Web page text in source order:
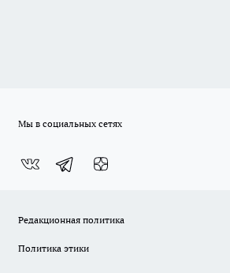
Мы в социальных сетях
Редакционная политика
Политика этики